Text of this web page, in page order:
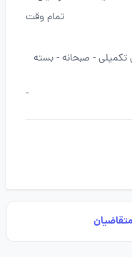
تمام وقت
تکمیلی - صبحانه -بسته
-